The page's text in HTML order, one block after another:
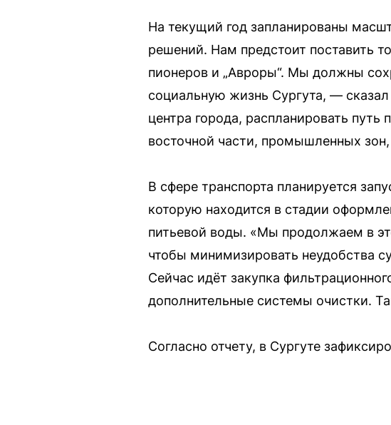
На текущий год запланированы
решений. Нам предстоит поставить
пионеров и „Авроры“. Мы должны
социальную жизнь Сургута, —
центра города, распланировать
восточной части, промышленных
В сфере транспорта планируется
которую находится в стадии
питьевой воды. «Мы продолжаем в
чтобы минимизировать неудобства
Сейчас идёт закупка
дополнительные системы очистки.
Согласно отчету, в Сургуте